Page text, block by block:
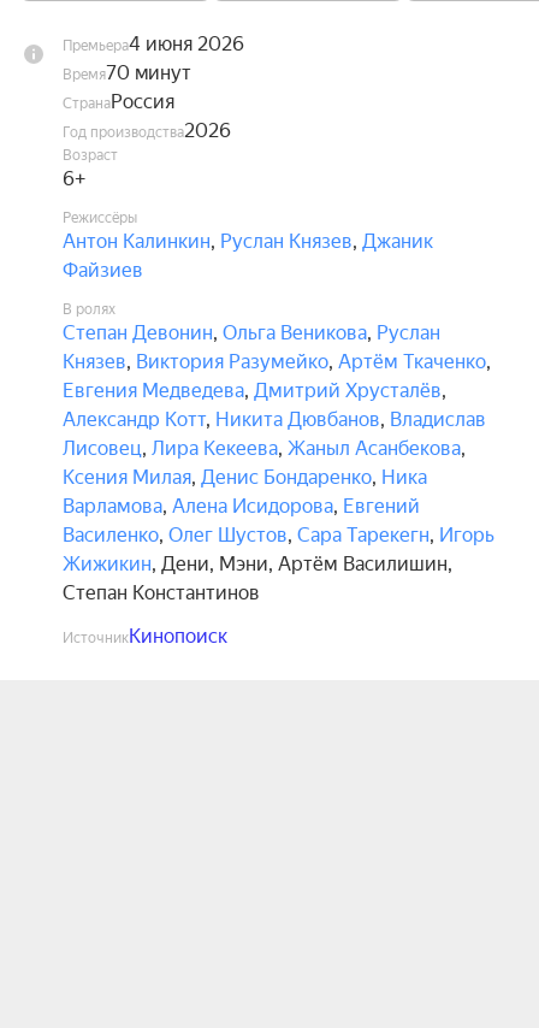
Премьера4 июня 2026
Время70 минут
СтранаРоссия
Год производства2026
Возраст
6+
Режиссёры
Антон Калинкин, Руслан Князев, Джаник
Файзиев
В ролях
Степан Девонин, Ольга Веникова, Руслан
Князев, Виктория Разумейко, Артём Ткаченко,
Евгения Медведева, Дмитрий Хрусталёв,
Александр Котт, Никита Дювбанов, Владислав
Лисовец, Лира Кекеева, Жаныл Асанбекова,
Ксения Милая, Денис Бондаренко, Ника
Варламова, Алена Исидорова, Евгений
Василенко, Олег Шустов, Сара Тарекегн, Игорь
Жижикин, Дени, Мэни, Артём Василишин,
Степан Константинов
ИсточникКинопоиск